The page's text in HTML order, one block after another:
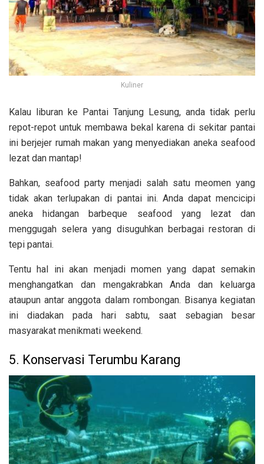
Kuliner
Kalau liburan ke Pantai Tanjung Lesung, anda tidak perlu
repot-repot untuk membawa bekal karena di sekitar pantai
ini berjejer rumah makan yang menyediakan aneka seafood
lezat dan mantap!
Bahkan, seafood party menjadi salah satu meomen yang
tidak akan terlupakan di pantai ini. Anda dapat mencicipi
aneka hidangan barbeque seafood yang lezat dan
menggugah selera yang disuguhkan berbagai restoran di
tepi pantai.
Tentu hal ini akan menjadi momen yang dapat semakin
menghangatkan dan mengakrabkan Anda dan keluarga
ataupun antar anggota dalam rombongan. Bisanya kegiatan
ini diadakan pada hari sabtu, saat sebagian besar
masyarakat menikmati weekend.
5. Konservasi Terumbu Karang